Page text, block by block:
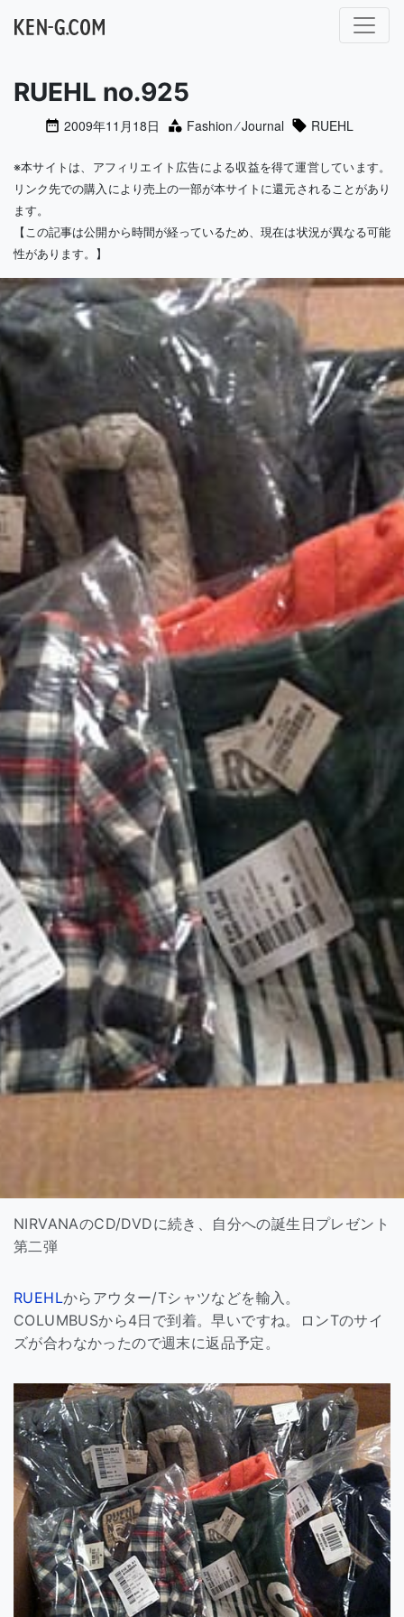
メインナビゲーション
RUEHL no.925
2009年11月18日 Fashion⁄Journal RUEHL
※本サイトは、アフィリエイト広告による収益を得て運営しています。
リンク先での購入により売上の一部が本サイトに還元されることがあり
ます。
【この記事は公開から時間が経っているため、現在は状況が異なる可能
性があります。】
NIRVANAのCD/DVDに続き、自分への誕生日プレゼント
第二弾
RUEHLからアウター/Tシャツなどを輸入。
COLUMBUSから4日で到着。早いですね。ロンTのサイ
ズが合わなかったので週末に返品予定。